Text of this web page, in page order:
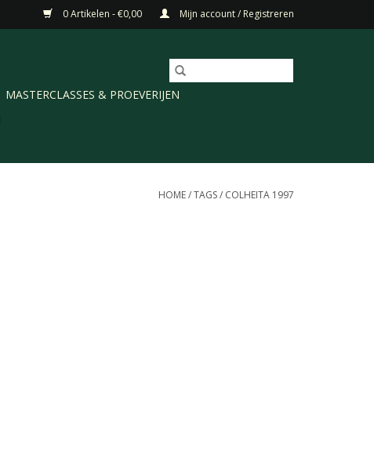
0 Artikelen - €0,00 Mijn account / Registreren
MASTERCLASSES & PROEVERIJEN
HOME/TAGS/ COLHEITA 1997